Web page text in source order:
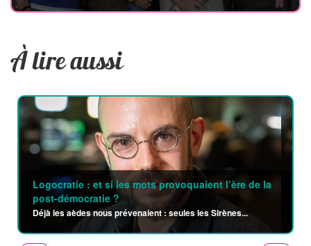
À lire aussi
Logocratie : et si les mots provoquaient l’ère de la
post-démocratie ?
Déjà les aèdes nous prévenaient : seules les Sirènes...